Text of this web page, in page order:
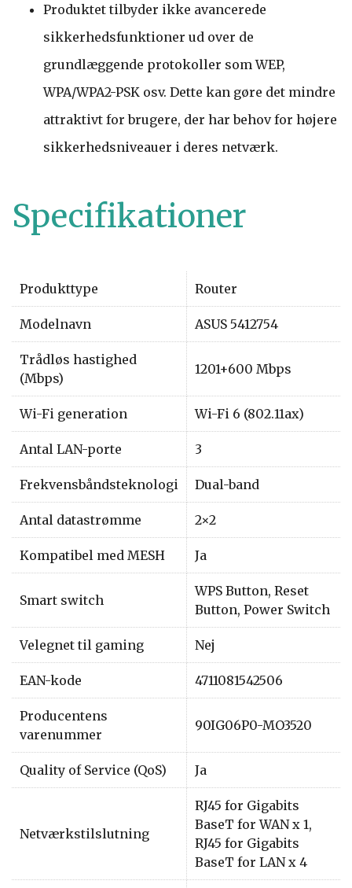
Produktet tilbyder ikke avancerede
sikkerhedsfunktioner ud over de
grundlæggende protokoller som WEP,
WPA/WPA2-PSK osv. Dette kan gøre det mindre
attraktivt for brugere, der har behov for højere
sikkerhedsniveauer i deres netværk.
Specifikationer
Produkttype Router
Modelnavn ASUS 5412754
Trådløs hastighed
(Mbps)
1201+600 Mbps
Wi-Fi generation Wi-Fi 6 (802.11ax)
Antal LAN-porte 3
Frekvensbåndsteknologi Dual-band
Antal datastrømme 2×2
Kompatibel med MESH Ja
Smart switch
WPS Button, Reset
Button, Power Switch
Velegnet til gaming Nej
EAN-kode 4711081542506
Producentens
varenummer
90IG06P0-MO3520
Quality of Service (QoS) Ja
Netværkstilslutning
RJ45 for Gigabits
BaseT for WAN x 1,
RJ45 for Gigabits
BaseT for LAN x 4